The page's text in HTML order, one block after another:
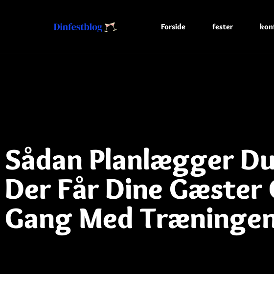
Forside fester
Sådan Planlægger
Der Får Dine Gæster
Gang Med